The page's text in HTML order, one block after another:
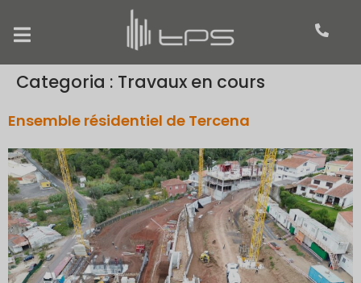
Categoria : Travaux en cours
Ensemble résidentiel de Tercena